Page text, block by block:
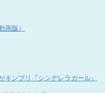
版）
キンプリ『シンデレラガール』